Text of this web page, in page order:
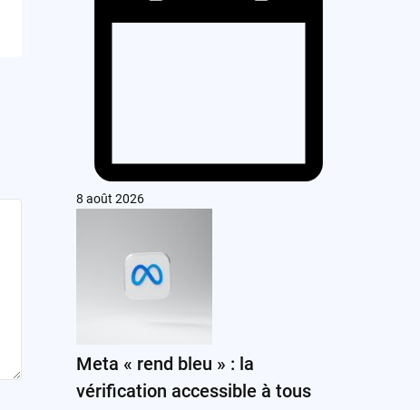
8 août 2026
Meta « rend bleu » : la
vérification accessible à tous